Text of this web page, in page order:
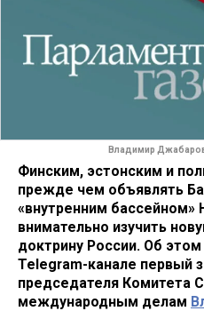
Владимир
Финским, эстонским и
прежде чем объявлять
«внутренним бассейном»
внимательно изучить
доктрину России. Об
Telegram-канале первый
председателя Комитета
международным делам